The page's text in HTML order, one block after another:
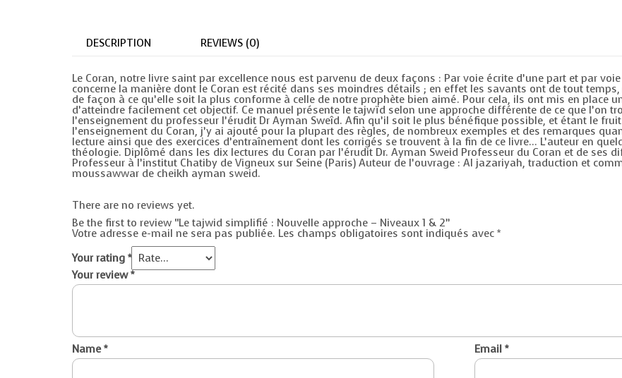
DESCRIPTION REVIEWS (0)
Le Coran, notre livre saint par excellence nous est parvenu de deux façons : Par voie écrite d’une part et par
concerne la manière dont le Coran est récité dans ses moindres détails ; en effet les savants ont de tout
de façon à ce qu’elle soit la plus conforme à celle de notre prophète bien aimé. Pour cela, ils ont mis en place
d’atteindre facilement cet objectif. Ce manuel présente le tajwïd selon une approche différente de ce que l’on
l’enseignement du professeur l’érudit Dr Ayman Sweîd. Afin qu’il soit le plus bénéfique possible, et étant le
l’enseignement du Coran, j’y ai ajouté pour la plupart des règles, de nombreux exemples et des remarques
lecture ainsi que des exercices d’entraînement dont les corrigés se trouvent à la fin de ce livre… L’auteur en
théologie. Diplômé dans les dix lectures du Coran par l’érudit Dr. Ayman Sweid Professeur du Coran et de ses
Professeur à l’institut Chatiby de Vigneux sur Seine (Paris) Auteur de l’ouvrage : Al jazariyah, traduction et
moussawwar de cheikh ayman sweid.
There are no reviews yet.
Be the first to review “Le tajwid simplifié : Nouvelle approche – Niveaux 1 & 2”
Votre adresse e-mail ne sera pas publiée. Les champs obligatoires sont indiqués avec *
Your rating *
Your review*
Name* Email *